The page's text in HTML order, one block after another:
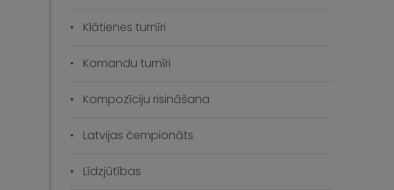
Klātienes turnīri
Komandu turnīri
Kompozīciju risināšana
Latvijas čempionāts
Līdzjūtības